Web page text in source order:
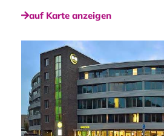
auf Karte anzeigen